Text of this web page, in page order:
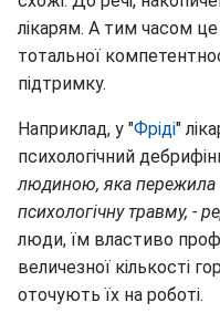
лікарям. А тим часом
тотальної
підтримку.
Наприклад, у "Фріді"
психологічний
людиною, яка пережила
психологічну травму, -
люди, їм властиво
величезної кількості
оточують їх на роботі.